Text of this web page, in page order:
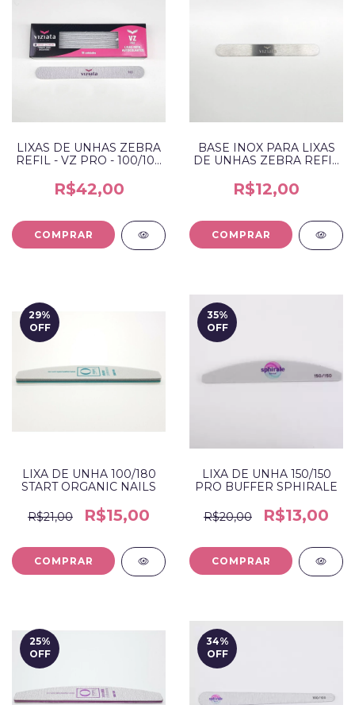
LIXAS DE UNHAS ZEBRA
REFIL - VZ PRO - 100/100
R$42,00
COMPRAR
BASE INOX PARA LIXAS
DE UNHAS ZEBRA REFIL
R$12,00
29%
OFF
LIXA DE UNHA 100/180
START ORGANIC NAILS
R$21,00 R$15,00
35%
OFF
LIXA DE UNHA 150/150
PRO BUFFER SPHIRALE
R$20,00 R$13,00
25%
OFF
34%
OFF